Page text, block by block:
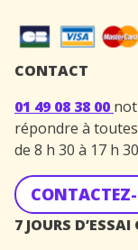
CONTACT
01 49 08 38 00
répondre à
de 8 h 30 à 17 h
7 JOURS